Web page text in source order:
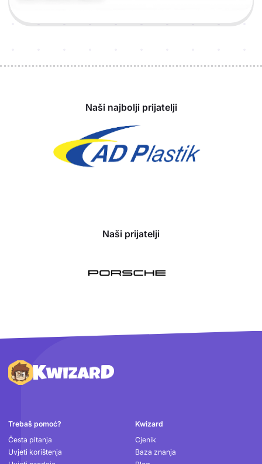
Naši najbolji prijatelji
Naši prijatelji
Podnožje
Trebaš pomoć?
Česta pitanja
Uvjeti korištenja
Kwizard
Cjenik
Baza znanja